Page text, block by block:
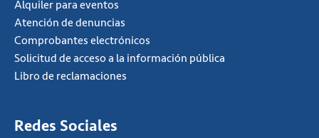
Alquiler para eventos
Atención de denuncias
Comprobantes electrónicos
Solicitud de acceso a la información pública
Libro de reclamaciones
Redes Sociales